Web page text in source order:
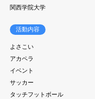
関西学院大学
活動内容
よさこい
アカペラ
イベント
サッカー
タッチフットボール